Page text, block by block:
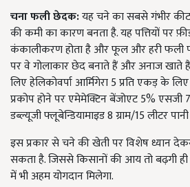
चना फली छेदक:यह चने का सबसे गंभीर
की कमी का कारण बनता है. यह पत्तियों पर
कंकालीकरण होता है और फूल और हरी फली
पर वे गोलाकार छेद बनाते हैं और अनाज खाते
लिए हेलिकोवर्पा आर्मिगेरा 5 प्रति एकड़ के
प्रकोप होने पर एमेमेक्टिन बेंजोएट 5% एसजी
डब्ल्यूजी फ्लूबेन्डियामाइड 8 ग्राम/15 लीटर
इस प्रकार से चने की खेती पर विशेष ध्यान
सकता है. जिससे किसानों की आय तो बढ़गी ही
में भी अहम योगदान मिलेगा.